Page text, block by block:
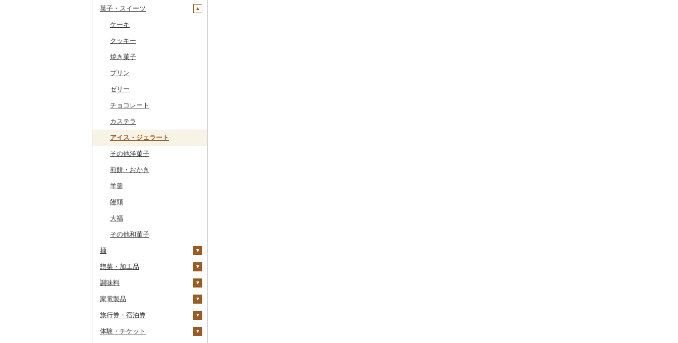
黒毛和牛
白老牛
仙台牛
米沢牛
山形牛
常陸牛
上州牛
飛騨牛
近江牛
神戸牛・神戸ビーフ
但馬牛
土佐あかうし
佐賀牛
長崎和牛
あか牛
その他牛肉（精肉）
アグー豚
その他豚肉（精肉）
ソーセージ・ウインナ
唐揚げ
中津からあげ
水炊き
地鶏
赤鶏さつま
その他鶏肉
羊肉・ラム肉（ジンギス
たらこ
数の子
からすみ
キャビア
その他魚卵
貝
帆立（ホタテ）
鮑（アワビ）
牡蠣（カキ）
あさり
しじみ
サザエ
はまぐり
その他貝
うなぎ
鮮魚
鮭・サーモン
マグロ
イワシ
カツオ
金目鯛
クエ
くじら
サバ
さんま
鯛
のどぐろ
ふぐ
ほっけ
その他鮮魚
イカ・タコ
イカ
タコ
海苔・海藻
海苔
わかめ
ひじき
その他海苔・海藻
干物
ししゃも
その他干物
その他魚介・加工品
しらす・ちりめん
かまぼこ・練り製品
その他魚介・加工品
ゆめぴりか
つや姫
コシヒカリ
はえぬき
さがびより
あきたこまち
ひとめぼれ
ミルキークィーン
ななつぼし
その他米
デラウェア
シャインマスカット
その他ぶどう・マスカ
メロン
さくらんぼ
梨
和梨
洋梨・ラフランス
マンゴー
みかん・柑橘
みかん
レモン
不知火・デコポン
せとか
文旦
まどんな
ポンカン
その他柑橘
すいか
キウイ
柿（カキ）
ドライフルーツ
干し柿
干し芋
その他ドライフルーツ
その他果物
びわ
ブルーベリー
パイナップル
栗
その他果物
その他いも
ミニトマト
その他トマト
ねぎ
とうもろこし
根菜
人参
大根
自然薯
レンコン
にんにく・生姜
その他根菜
アスパラガス
豆
きのこ
しいたけ
松茸
その他きのこ
その他野菜
山菜
かぼちゃ
茄子
レタス
その他野菜
ヨーグルト
牛乳
バター
その他乳製品
ビール
発泡酒
地ビール・クラフトビ
日本酒
純米大吟醸
純米吟醸
大吟醸
吟醸
その他日本酒
焼酎
芋焼酎
麦焼酎
米焼酎
黒糖焼酎
その他焼酎
梅酒
泡盛
ワイン
白ワイン
赤ワイン
シャンパン・スパーク
リングワイン
その他ワイン
ウイスキー
リキュール・洋酒
甘酒
ノンアルコール
その他酒
水・ミネラルウォーター
コーヒー・コーヒー豆
飲料
コーヒー豆
粉
ドリップ
茶
飲料
茶葉・ティーバッグ
静岡茶
足柄茶
知覧茶
八女茶
その他茶
果汁飲料
りんごジュース
みかんジュース（オレ
紅茶
飲料
茶葉・ティーバッグ
その他飲料・ジュース
野菜ジュース
炭酸飲料
豆乳
その他飲料・ジュース
菓子・スイーツ
ケーキ
クッキー
焼き菓子
プリン
ゼリー
チョコレート
カステラ
アイス・ジェラート
その他洋菓子
煎餅・おかき
羊羹
饅頭
大福
その他和菓子
麺
ラーメン
うどん
そば
パスタ
ひやむぎ
惣菜・加工品
惣菜
餃子
シュウマイ
コロッケ
カレー・シチュー
カレー
シチュー
鍋
肉
ピザ
調味料
砂糖
塩
醤油
家電製品
季節・空調家電
キッチン家電
旅行券・宿泊券
旅行券
体験・チケット